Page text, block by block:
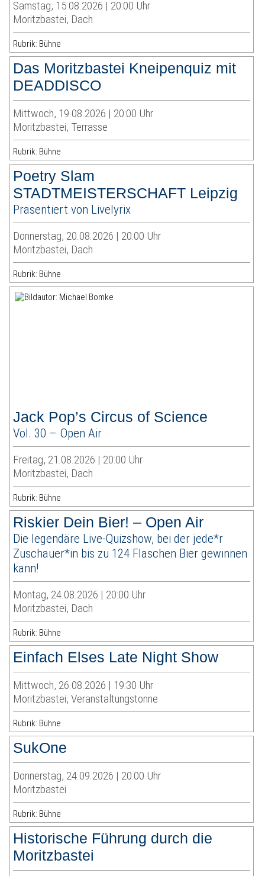
Samstag, 15.08.2026 | 20:00 Uhr
Moritzbastei, Dach
Rubrik: Bühne
Das Moritzbastei Kneipenquiz mit
DEADDISCO
Mittwoch, 19.08.2026 | 20:00 Uhr
Moritzbastei, Terrasse
Rubrik: Bühne
Poetry Slam
STADTMEISTERSCHAFT Leipzig
Präsentiert von Livelyrix
Donnerstag, 20.08.2026 | 20:00 Uhr
Moritzbastei, Dach
Rubrik: Bühne
Jack Pop’s Circus of Science
Vol. 30 – Open Air
Freitag, 21.08.2026 | 20:00 Uhr
Moritzbastei, Dach
Rubrik: Bühne
Riskier Dein Bier! – Open Air
Die legendäre Live-Quizshow, bei der jede*r
Zuschauer*in bis zu 124 Flaschen Bier gewinnen
kann!
Montag, 24.08.2026 | 20:00 Uhr
Moritzbastei, Dach
Rubrik: Bühne
Einfach Elses Late Night Show
Mittwoch, 26.08.2026 | 19:30 Uhr
Moritzbastei, Veranstaltungstonne
Rubrik: Bühne
SukOne
Donnerstag, 24.09.2026 | 20:00 Uhr
Moritzbastei
Rubrik: Bühne
Historische Führung durch die
Moritzbastei